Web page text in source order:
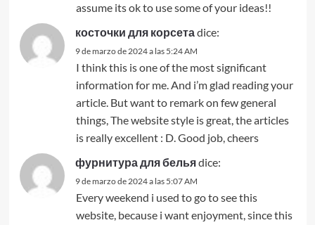
assume its ok to use some of your ideas!!
косточки для корсетаdice:
9 de marzo de 2024 a las 5:24 AM
I think this is one of the most significant
information for me. And i’m glad reading your
article. But want to remark on few general
things, The website style is great, the articles
is really excellent : D. Good job, cheers
фурнитура для бельяdice:
9 de marzo de 2024 a las 5:07 AM
Every weekend i used to go to see this
website, because i want enjoyment, since this